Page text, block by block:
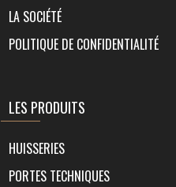
LA SOCIÉTÉ
POLITIQUE DE CONFIDENTIALITÉ
LES PRODUITS
HUISSERIES
PORTES TECHNIQUES